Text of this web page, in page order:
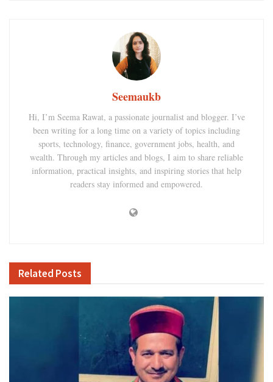
Seemaukb
Hi, I’m Seema Rawat, a passionate journalist and blogger. I’ve
been writing for a long time on a variety of topics including
sports, technology, finance, government jobs, health, and
wealth. Through my articles and blogs, I aim to share reliable
information, practical insights, and inspiring stories that help
readers stay informed and empowered.
Related Posts